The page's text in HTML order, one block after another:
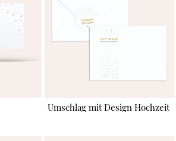
Umschlag mit Design Hochzeit